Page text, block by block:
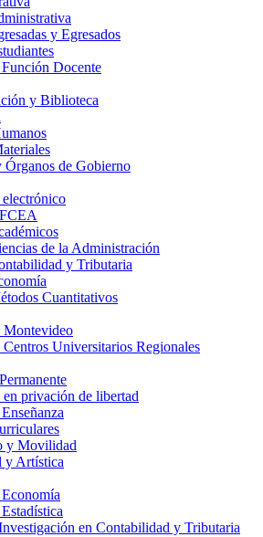
y Egresados
Docente
y Biblioteca
Órganos de Gobierno
de la Administración
y Tributaria
Cuantitativos
Montevideo
Centros Universitarios Regionales
en privación de libertad
y Movilidad
y Artística
en Contabilidad y Tributaria